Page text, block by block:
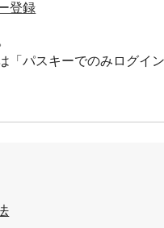
登録
「パスキーでのみログイ